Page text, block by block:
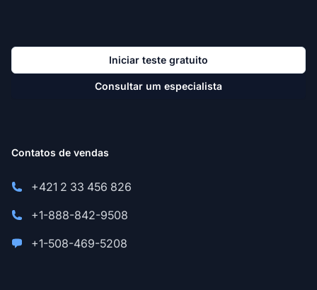
Iniciar teste gratuito
Consultar um especialista
Contatos de vendas
+421 2 33 456 826
+1-888-842-9508
+1-508-469-5208